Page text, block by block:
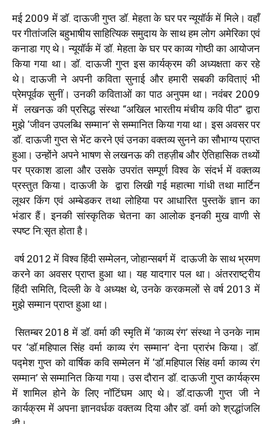
मई 2009 में डॉ. दाऊजी गुप्त डॉ. मेहता के घर पर न्यूयॉर्क में मिले। वहाँ
पर गीतांजलि बहुभाषीय साहित्यिक समुदाय के साथ हम लोग अमेरिका एवं
कनाडा गए थे। न्यूयॉर्क में डॉ. मेहता के घर पर काव्य गोष्ठी का आयोजन
किया गया था। डॉ. दाऊजी गुप्त इस कार्यक्रम की अध्यक्षता कर रहे
थे। दाऊजी ने अपनी कविता सुनाई और हमारी सबकी कविताएं भी
प्रेमपूर्वक सुनीं। उनकी कविताओं का पाठ अनुपम था। नवंबर 2009
में लखनऊ की प्रसिद्ध संस्था “अखिल भारतीय मंचीय कवि पीठ” द्वारा
मुझे ‘जीवन उपलब्धि सम्मान’ से सम्मानित किया गया था। इस अवसर पर
डॉ. दाऊजी गुप्त से भेंट करने एवं उनका वक्तव्य सुनने का सौभाग्य प्राप्त
हुआ। उन्होंने अपने भाषण से लखनऊ की तहज़ीब और ऐतिहासिक तथ्यों
पर प्रकाश डाला और उसके उपरांत सम्पूर्ण विश्व के संदर्भ में वक्तव्य
प्रस्तुत किया। दाऊजी के द्वारा लिखी गई महात्मा गांधी तथा मार्टिन
लूथर किंग एवं अम्बेडकर तथा लोहिया पर आधारित पुस्तकें ज्ञान का
भंडार हैं। इनकी सांस्कृतिक चेतना का आलोक इनकी मुख वाणी से
स्पष्ट नि:सृत होता है।
वर्ष 2012 में विश्व हिंदी सम्मेलन, जोहान्सबर्ग में दाऊजी के साथ भ्रमण
करने का अवसर प्राप्त हुआ था। यह यादगार पल था। अंतरराष्ट्रीय
हिंदी समिति, दिल्ली के वे अध्यक्ष थे, उनके करकमलों से वर्ष 2013 में
मुझे सम्मान प्राप्त हुआ था।
सितम्बर 2018 में डॉ. वर्मा की स्मृति में ‘काव्य रंग’ संस्था ने उनके नाम
पर ‘डॉ.महिपाल सिंह वर्मा काव्य रंग सम्मान’ देना प्रारंभ किया। डॉ.
पद्मेश गुप्त को वार्षिक कवि सम्मेलन में ‘डॉ.महिपाल सिंह वर्मा काव्य रंग
सम्मान’ से सम्मानित किया गया। उस दौरान डॉ. दाऊजी गुप्त कार्यक्रम
में शामिल होने के लिए नॉटिंघम आए थे। डॉ.दाऊजी गुप्त जी ने
कार्यक्रम में अपना ज्ञानवर्धक वक्तव्य दिया और डॉ. वर्मा को श्रद्धांजलि